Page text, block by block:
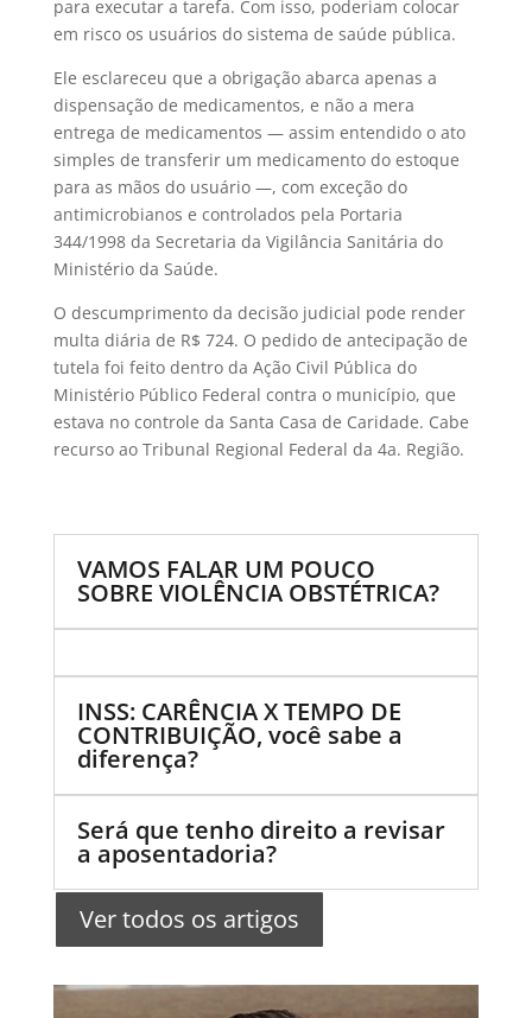
para executar a tarefa. Com isso, poderiam colocar
em risco os usuários do sistema de saúde pública.
Ele esclareceu que a obrigação abarca apenas a
dispensação de medicamentos, e não a mera
entrega de medicamentos — assim entendido o ato
simples de transferir um medicamento do estoque
para as mãos do usuário —, com exceção do
antimicrobianos e controlados pela Portaria
344/1998 da Secretaria da Vigilância Sanitária do
Ministério da Saúde.
O descumprimento da decisão judicial pode render
multa diária de R$ 724. O pedido de antecipação de
tutela foi feito dentro da Ação Civil Pública do
Ministério Público Federal contra o município, que
estava no controle da Santa Casa de Caridade. Cabe
recurso ao Tribunal Regional Federal da 4a. Região.
VAMOS FALAR UM POUCO
SOBRE VIOLÊNCIA OBSTÉTRICA?
INSS: CARÊNCIA X TEMPO DE
CONTRIBUIÇÃO, você sabe a
diferença?
Será que tenho direito a revisar
a aposentadoria?
Ver todos os artigos